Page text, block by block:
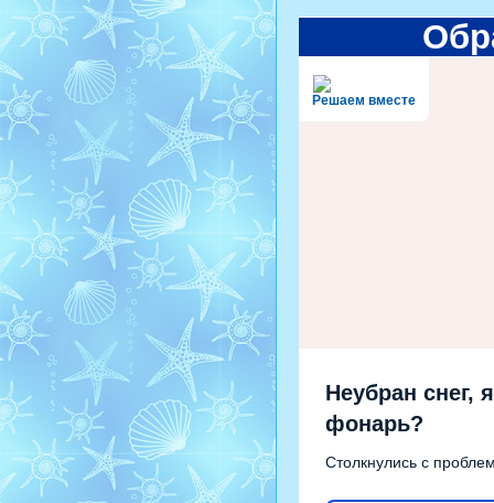
Решаем вместе
Неубран снег,
фонарь?
Столкнулись с